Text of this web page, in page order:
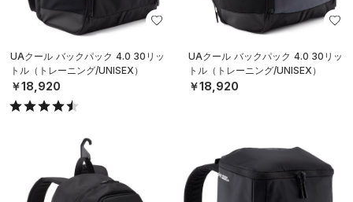
UAクール バックパック 4.0 30リッ
トル（トレーニング/UNISEX）
￥18,920
UAクール バックパック 4.0 30リッ
トル（トレーニング/UNISEX）
￥18,920